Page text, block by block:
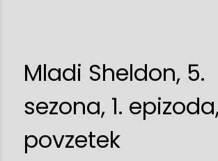
Mladi Sheldon, 5.
sezona, 1.
povzetek